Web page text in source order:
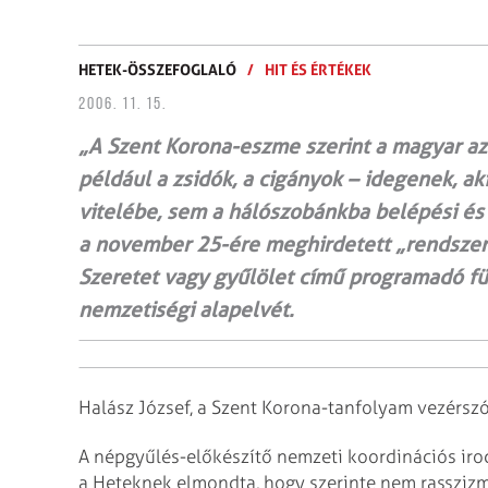
HETEK-ÖSSZEFOGLALÓ / HIT ÉS ÉRTÉKEK
2006. 11. 15.
„A Szent Korona-eszme szerint a magyar
például a zsidók, a cigányok – idegenek,
vitelébe, sem a hálószobánkba belépési
a november 25-ére meghirdetett
Szeretet vagy gyűlölet című programadó
nemzetiségi alapelvét.
Halász József, a Szent Korona-tanfolyam
A népgyűlés-előkészítő nemzeti koordinációs
a Heteknek elmondta, hogy szerinte nem